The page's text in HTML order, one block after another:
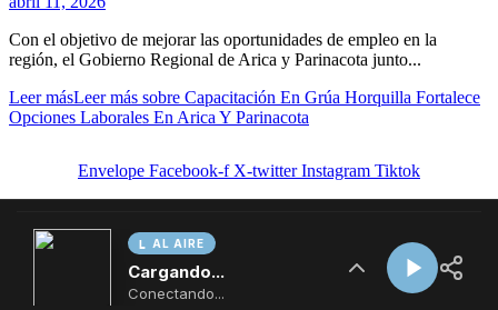
AL AIRE
Cargando...
Conectando...